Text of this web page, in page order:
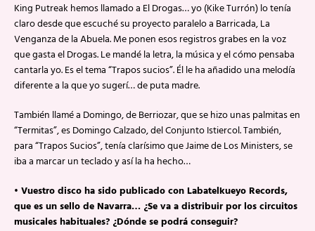
King Putreak hemos llamado a El Drogas… yo (Kike Turrón) lo tenía
claro desde que escuché su proyecto paralelo a Barricada, La
Venganza de la Abuela. Me ponen esos registros grabes en la voz
que gasta el Drogas. Le mandé la letra, la música y el cómo pensaba
cantarla yo. Es el tema “Trapos sucios”. Él le ha añadido una melodía
diferente a la que yo sugerí… de puta madre.
También llamé a Domingo, de Berriozar, que se hizo unas palmitas en
“Termitas”, es Domingo Calzado, del Conjunto Istiercol. También,
para “Trapos Sucios”, tenía clarísimo que Jaime de Los Ministers, se
iba a marcar un teclado y así la ha hecho…
• Vuestro disco ha sido publicado con Labatelkueyo Records,
que es un sello de Navarra… ¿Se va a distribuir por los circuitos
musicales habituales? ¿Dónde se podrá conseguir?